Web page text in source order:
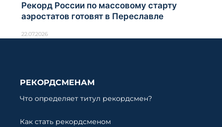
Рекорд России по массовому старту
аэростатов готовят в Переславле
22.07.2026
РЕКОРДСМЕНАМ
Что определяет титул рекордсмен?
Как стать рекордсменом